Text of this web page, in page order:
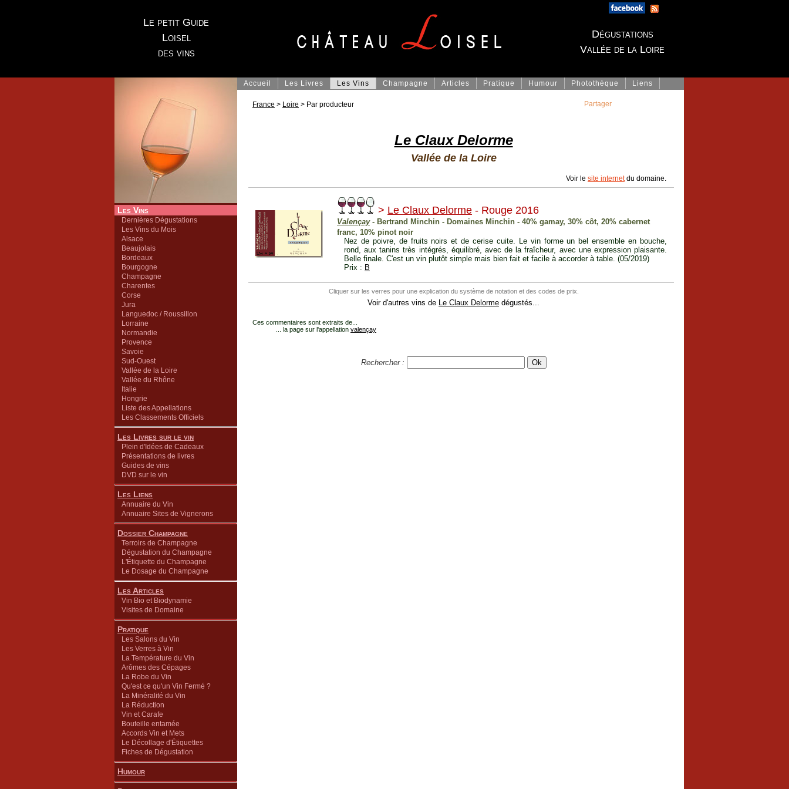
Le petit Guide
Loisel
des vins
Dégustations
Vallée de la Loire
Les Vins
Dernières Dégustations
Les Vins du Mois
Alsace
Beaujolais
Bordeaux
Bourgogne
Champagne
Charentes
Corse
Jura
Languedoc / Roussillon
Lorraine
Normandie
Provence
Savoie
Sud-Ouest
Vallée de la Loire
Vallée du Rhône
Italie
Hongrie
Liste des Appellations
Les Classements Officiels
Les Livres sur le vin
Plein d'Idées de Cadeaux
Présentations de livres
Guides de vins
DVD sur le vin
Les Liens
Annuaire du Vin
Annuaire Sites de Vignerons
Dossier Champagne
Terroirs de Champagne
Dégustation du Champagne
L'Étiquette du Champagne
Le Dosage du Champagne
Les Articles
Vin Bio et Biodynamie
Visites de Domaine
Pratique
Les Salons du Vin
Les Verres à Vin
La Température du Vin
Arômes des Cépages
La Robe du Vin
Qu'est ce qu'un Vin Fermé ?
La Minéralité du Vin
La Réduction
Vin et Carafe
Bouteille entamée
Accords Vin et Mets
Le Décollage d'Étiquettes
Fiches de Dégustation
Humour
Accueil Les Livres Les Vins Champagne Articles Pratique Humour Photothèque Liens
France > Loire > Par producteur
Le Claux Delorme
Vallée de la Loire
Voir le site internetdu domaine.
> Le Claux Delorme - Rouge 2016
Valençay- Bertrand Minchin - Domaines Minchin - 40% gamay, 30% côt, 20% cabernet
franc, 10% pinot noir
Nez de poivre, de fruits noirs et de cerise cuite. Le vin forme un bel ensemble en bouche,
rond, aux tanins très intégrés, équilibré, avec de la fraîcheur, avec une expression plaisante.
Belle finale. C'est un vin plutôt simple mais bien fait et facile à accorder à table. (05/2019)
Prix : B
Cliquer sur les verres pour une explication du système de notation et des codes de prix.
Voir d'autres vins de Le Claux Delorme dégustés...
Ces commentaires sont extraits de...
... la page sur l'appellation valençay
Rechercher :
Partager